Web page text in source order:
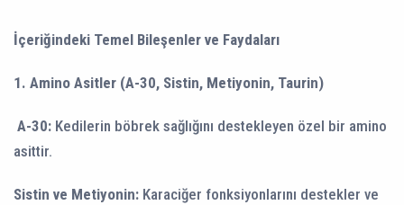
İçeriğindeki Temel Bileşenler ve Faydaları
1. Amino Asitler (A-30, Sistin, Metiyonin, Taurin)
A-30: Kedilerin böbrek sağlığını destekleyen özel bir amino
asittir.
Sistin ve Metiyonin: Karaciğer fonksiyonlarını destekler ve